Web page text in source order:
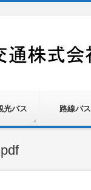
光バス 路線バス